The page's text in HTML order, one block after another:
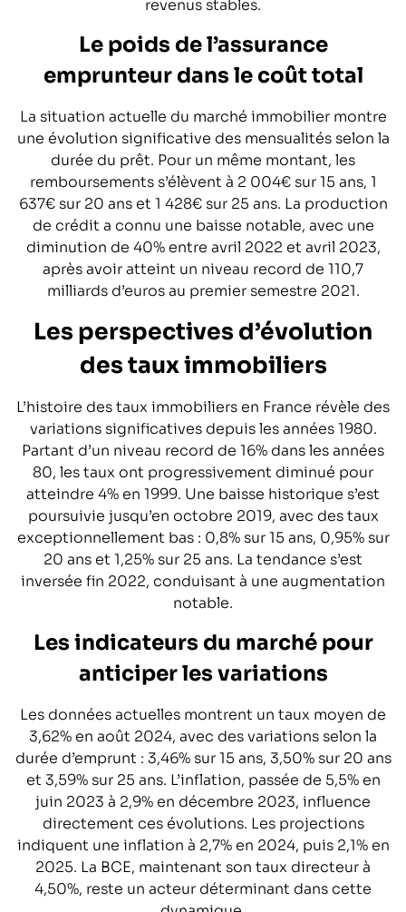
revenus stables.
Le poids de l’assurance
emprunteur dans le coût total
La situation actuelle du marché immobilier montre
une évolution significative des mensualités selon la
durée du prêt. Pour un même montant, les
remboursements s’élèvent à 2 004€ sur 15 ans, 1
637€ sur 20 ans et 1 428€ sur 25 ans. La production
de crédit a connu une baisse notable, avec une
diminution de 40% entre avril 2022 et avril 2023,
après avoir atteint un niveau record de 110,7
milliards d’euros au premier semestre 2021.
Les perspectives d’évolution
des taux immobiliers
L’histoire des taux immobiliers en France révèle des
variations significatives depuis les années 1980.
Partant d’un niveau record de 16% dans les années
80, les taux ont progressivement diminué pour
atteindre 4% en 1999. Une baisse historique s’est
poursuivie jusqu’en octobre 2019, avec des taux
exceptionnellement bas : 0,8% sur 15 ans, 0,95% sur
20 ans et 1,25% sur 25 ans. La tendance s’est
inversée fin 2022, conduisant à une augmentation
notable.
Les indicateurs du marché pour
anticiper les variations
Les données actuelles montrent un taux moyen de
3,62% en août 2024, avec des variations selon la
durée d’emprunt : 3,46% sur 15 ans, 3,50% sur 20 ans
et 3,59% sur 25 ans. L’inflation, passée de 5,5% en
juin 2023 à 2,9% en décembre 2023, influence
directement ces évolutions. Les projections
indiquent une inflation à 2,7% en 2024, puis 2,1% en
2025. La BCE, maintenant son taux directeur à
4,50%, reste un acteur déterminant dans cette